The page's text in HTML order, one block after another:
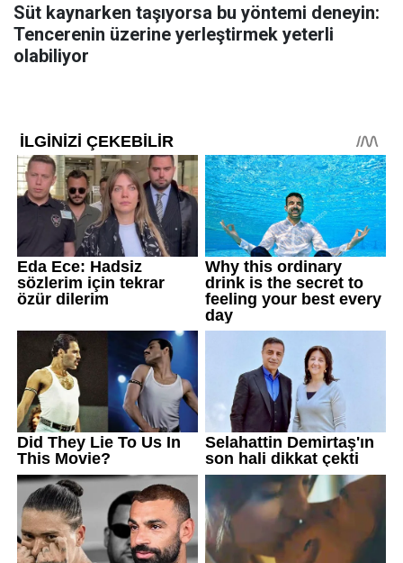
Süt kaynarken taşıyorsa bu yöntemi deneyin:
Tencerenin üzerine yerleştirmek yeterli
olabiliyor